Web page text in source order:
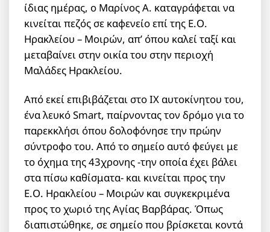
ίδιας ημέρας, ο Μαρίνος Α. καταγράφεται να
κινείται πεζός σε καφενείο επί της Ε.Ο.
Ηρακλείου – Μοιρών, απ’ όπου καλεί ταξί και
μεταβαίνει στην οικία του στην περιοχή
Μαλάδες Ηρακλείου.
Από εκεί επιβιβάζεται στο ΙΧ αυτοκίνητου του,
ένα λευκό Smart, παίρνοντας τον δρόμο για το
παρεκκλήσι όπου δολοφόνησε την πρώην
σύντροφο του. Από το σημείο αυτό φεύγει με
το όχημα της 43χρονης -την οποία έχει βάλει
στα πίσω καθίσματα- και κινείται προς την
Ε.Ο. Ηρακλείου – Μοιρών και συγκεκριμένα
προς το χωριό της Αγίας Βαρβάρας. Όπως
διαπιστώθηκε, σε σημείο που βρίσκεται κοντά